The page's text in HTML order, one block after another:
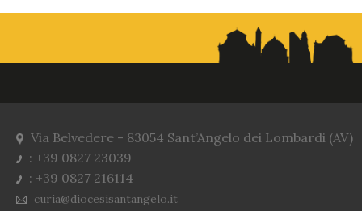
Via Belvedere - 83054 Sant’Angelo dei Lombardi (AV)
: +39 0827 23039
: +39 0827 216114
curia@diocesisantangelo.it